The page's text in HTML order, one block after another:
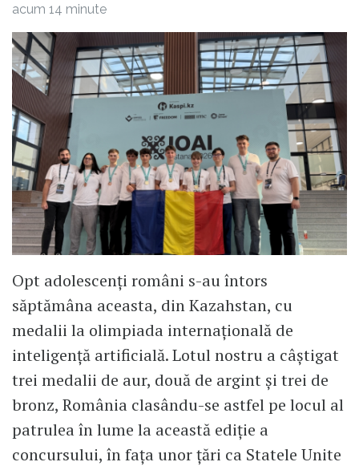
acum 14 minute
Opt adolescenți români s-au întors
săptămâna aceasta, din Kazahstan, cu
medalii la olimpiada internațională de
inteligență artificială. Lotul nostru a câștigat
trei medalii de aur, două de argint și trei de
bronz, România clasându-se astfel pe locul al
patrulea în lume la această ediție a
concursului, în fața unor țări ca Statele Unite